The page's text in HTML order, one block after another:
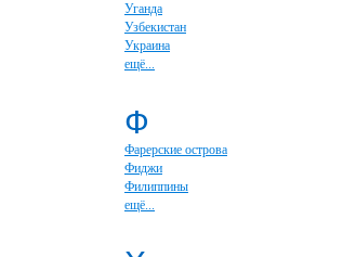
Уганда
Узбекистан
Украина
ещё...
Ф
Фарерские острова
Фиджи
Филиппины
ещё...